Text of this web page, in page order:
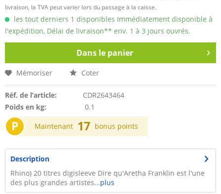
livraison, la TVA peut varier lors du passage à la caisse.
les tout derniers 1 disponibles Immédiatement disponible à
l'expédition, Délai de livraison** env. 1 à 3 jours ouvrés.
Dans le panier
Mémoriser Coter
Réf. de l’article:
CDR2643464
Poids en kg:
0.1
P Maintenant 17 bonus points
Description
Rhino) 20 titres digisleeve Dire qu'Aretha Franklin est l'une
des plus grandes artistes...plus